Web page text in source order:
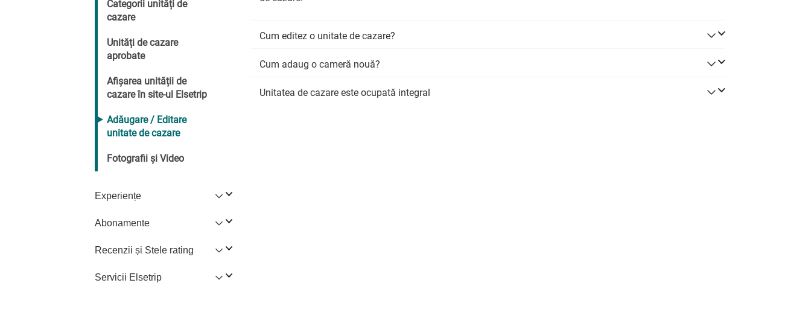
Categorii unități de
cazare
Unități de cazare
aprobate
Afișarea unității de
cazare în site-ul Elsetrip
Adăugare / Editare
unitate de cazare
Fotografii și Video
Experiențe
Abonamente
Recenzii și Stele rating
Servicii Elsetrip
Cum editez o unitate de cazare?
Cum adaug o cameră nouă?
Unitatea de cazare este ocupată integral